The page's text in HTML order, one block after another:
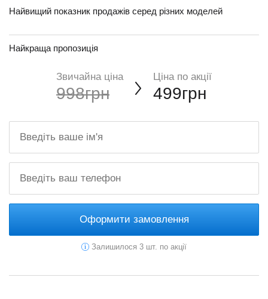
Найвищий показник продажів серед різних моделей
Найкраща пропозиція
Звичайна ціна
998грн
Ціна по акції
499грн
Оформити замовлення
Залишилося 3 шт. по акції